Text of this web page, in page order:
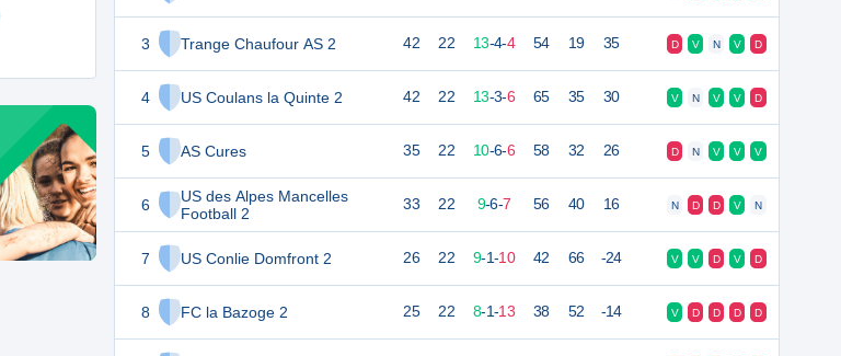
3 Trange Chaufour AS 2
4 US Coulans la Quinte 2
5 AS Cures
6
US des Alpes Mancelles
Football 2
7 US Conlie Domfront 2
8 FC la Bazoge 2
42 22 13-4-4 54 19 35 D V N V D
42 22 13-3-6 65 35 30 V N V V D
35 22 10-6-6 58 32 26 D N V V V
33 22 9-6-7 56 40 16 N D D V N
26 22 9-1-10 42 66 -24 V V D V D
25 22 8-1-13 38 52 -14 V D D D D